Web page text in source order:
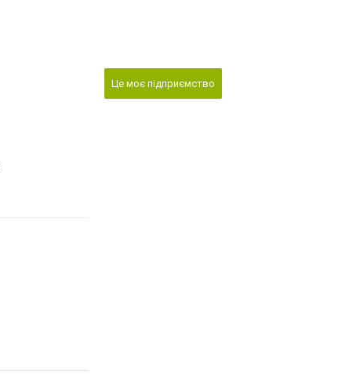
Це моє підприємство